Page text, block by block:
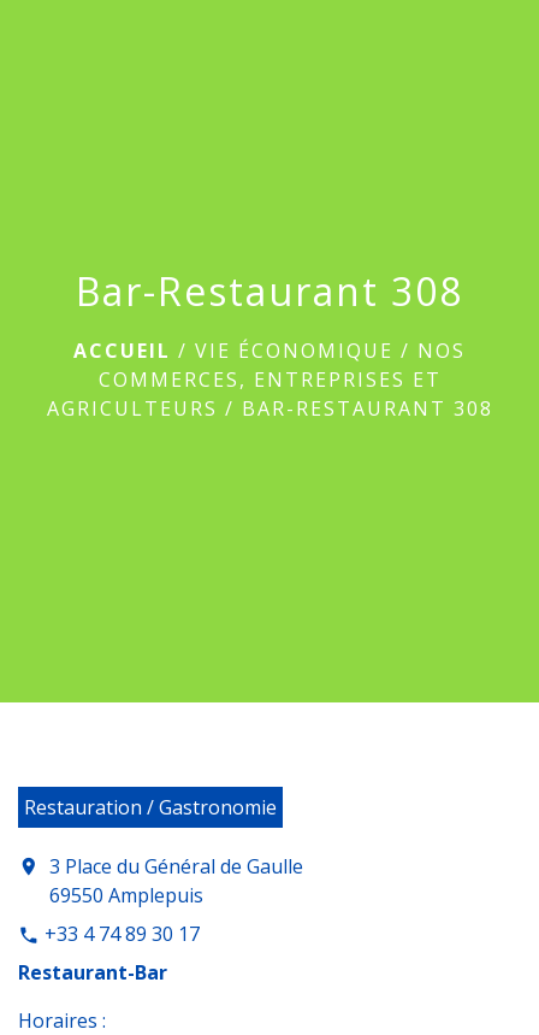
Bar-Restaurant 308
ACCUEIL / VIE ÉCONOMIQUE / NOS
COMMERCES, ENTREPRISES ET
AGRICULTEURS / BAR-RESTAURANT 308
Restauration / Gastronomie
location_on
3 Place du Général de Gaulle
69550 Amplepuis
phone +33 4 74 89 30 17
Restaurant-Bar
Horaires :